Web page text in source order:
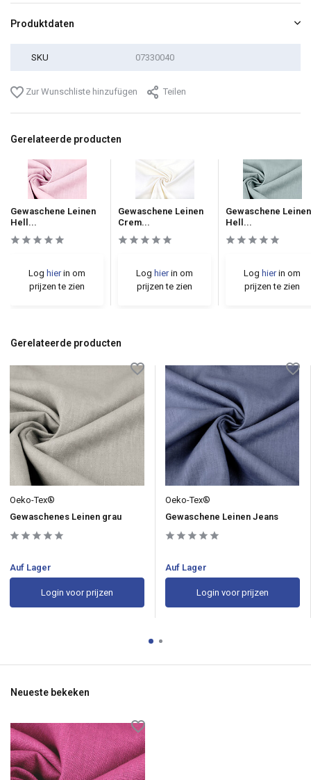
Produktdaten
SKU 07330040
Zur Wunschliste hinzufügen Teilen
Gerelateerde producten
Gewaschene Leinen
Hell...
Log hierin om
prijzen te zien
Gewaschene Leinen
Crem...
Log hierin om
prijzen te zien
Gewaschene Leinen
Hell...
Log hierin om
prijzen te zien
Gerelateerde producten
Oeko-Tex®
Gewaschenes Leinen grau
Auf Lager
Login voor prijzen
Oeko-Tex®
Gewaschene Leinen Jeans
Auf Lager
Login voor prijzen
Neueste bekeken